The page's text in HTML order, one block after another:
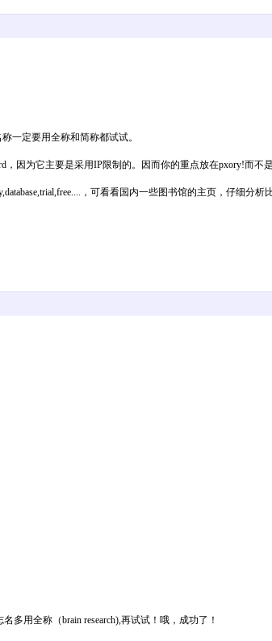
一定要用全称和简称都试试。
，因为它主要是采用IP限制的。因而你的重点放在pxory!而不
，可看看国内一些图书馆的主页，仔细分析
用全称（brain research),再试试！哦，成功了！